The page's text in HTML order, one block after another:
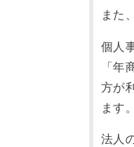
また
個人
「年
方が
ます。
法人